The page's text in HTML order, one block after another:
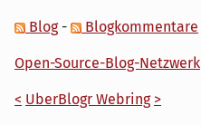
Blog- Blogkommentare
Open-Source-Blog-Netzwerk
< UberBlogr Webring >